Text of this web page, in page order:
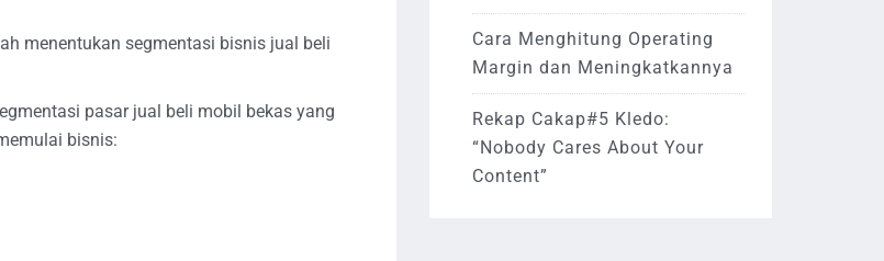
menentukan segmentasi bisnis jual beli
pasar jual beli mobil bekas yang
bisnis:
Cara Menghitung Operating
Margin dan Meningkatkannya
Rekap Cakap#5 Kledo:
“Nobody Cares About Your
Content”